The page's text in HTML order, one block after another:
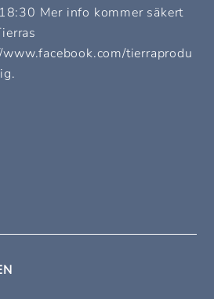
Mer info kommer säkert
tierraprodu